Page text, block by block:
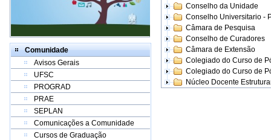
Comunidade
Avisos Gerais
UFSC
PROGRAD
PRAE
SEPLAN
Comunicações a Comunidade
Cursos de Graduação
Conselho da Unidade
Conselho Universitario -
Câmara de Pesquisa
Conselho de Curadores
Câmara de Extensão
Colegiado do Curso de
Colegiado do Curso de
Núcleo Docente